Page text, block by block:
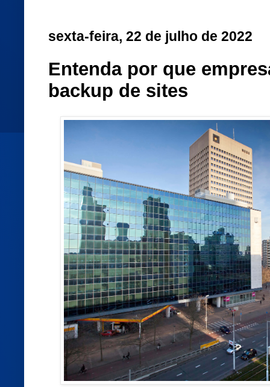
sexta-feira, 22 de julho de 2022
Entenda por que
backup de sites